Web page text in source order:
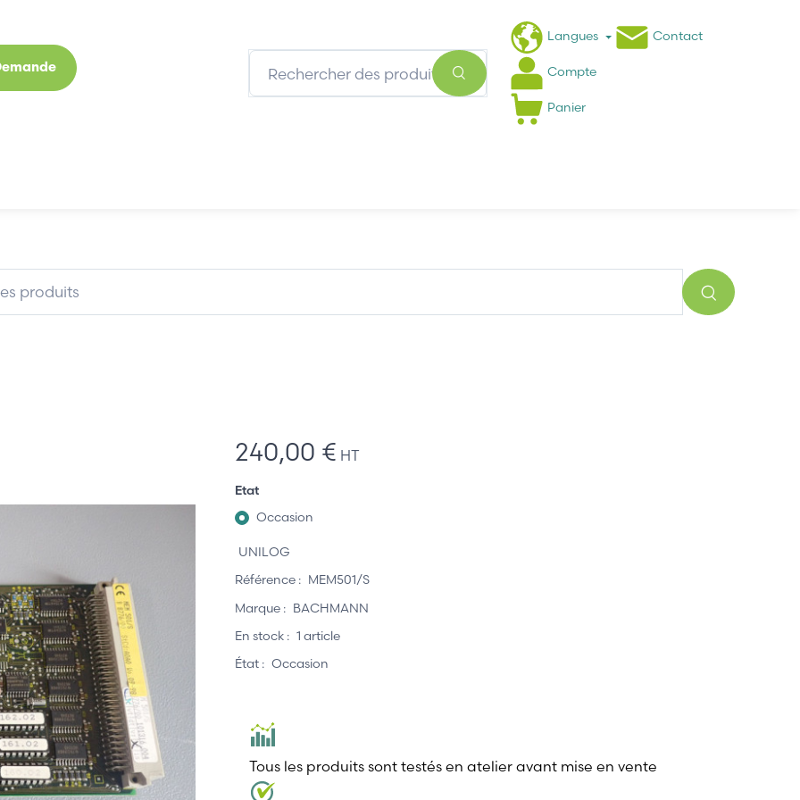
Langues Contact
Compte
Panier
240,00 € HT
Etat
Occasion
UNILOG
Référence : MEM501/S
Marque : BACHMANN
En stock : 1 article
État : Occasion
Tous les produits sont testés en atelier avant mise en vente